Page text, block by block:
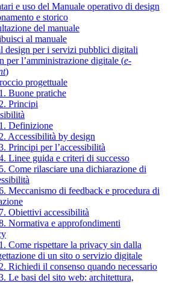
e uso del Manuale operativo di design
e storico
del manuale
al manuale
design per i servizi pubblici digitali
per l’amministrazione digitale (e-
)
progettuale
Buone pratiche
Principi
Definizione
Accessibilità by design
Principi per l’accessibilità
Linee guida e criteri di successo
Come rilasciare una dichiarazione di
Meccanismo di feedback e procedura di
Obiettivi accessibilità
Normativa e approfondimenti
Come rispettare la privacy sin dalla
di un sito o servizio digitale
Richiedi il consenso quando necessario
Le basi del sito web: architettura,